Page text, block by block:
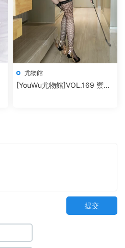
尤物館
[YouWu尤物館]VOL.169 禦姐
提交